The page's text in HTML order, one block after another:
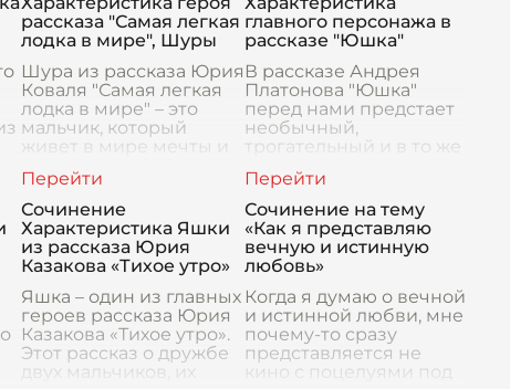
моральных философий.
В центре повест
рассказа "Самая легкая
лодка в мире", Шуры
Шура из рассказа Юрия
Коваля "Самая легкая
лодка в мире" – это
мальчик, который
живет в мире мечты и
просто ребенок, а
настоящий романтик,
умеющий видеть
необычн
главного персонажа в
рассказе "Юшка"
В рассказе Андрея
Платонова "Юшка"
перед нами предстает
необычный,
трогательный и в то же
образ человека. Юшка –
это не просто
персонаж, это символ
доброты, терпени
Сочинение
Характеристика Яшки
из рассказа Юрия
Казакова «Тихое утро»
Яшка – один из главных
героев рассказа Юрия
Казакова «Тихое утро».
Этот рассказ о дружбе
двух мальчиков, их
Сочинение на тему
«Как я представляю
вечную и истинную
любовь»
Когда я думаю о вечной
и истинной любви, мне
почему-то сразу
представляется не
кино с поцелуями под